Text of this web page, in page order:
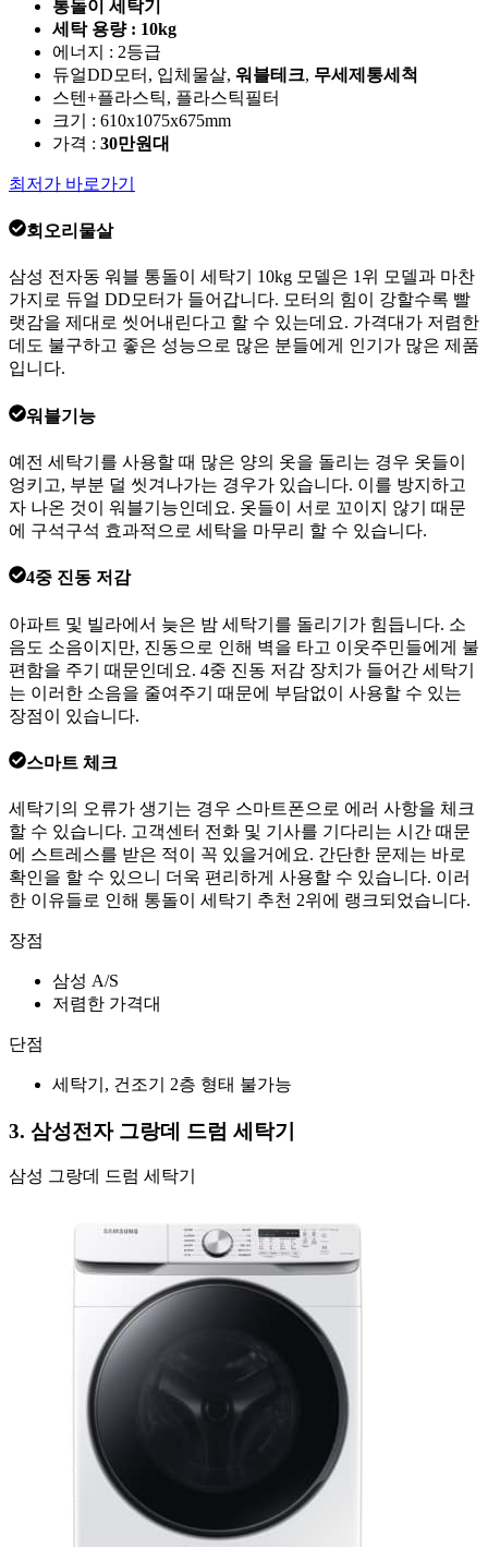
통돌이 세탁기
세탁 용량 : 10kg
에너지 : 2등급
듀얼DD모터, 입체물살, 워블테크, 무세제통세척
스텐+플라스틱, 플라스틱필터
크기 : 610x1075x675mm
가격 : 30만원대
최저가 바로가기
회오리물살
삼성 전자동 워블 통돌이 세탁기 10kg 모델은 1위 모델과 마찬
가지로 듀얼 DD모터가 들어갑니다. 모터의 힘이 강할수록 빨
랫감을 제대로 씻어내린다고 할 수 있는데요. 가격대가 저렴한
데도 불구하고 좋은 성능으로 많은 분들에게 인기가 많은 제품
입니다.
워블기능
예전 세탁기를 사용할 때 많은 양의 옷을 돌리는 경우 옷들이
엉키고, 부분 덜 씻겨나가는 경우가 있습니다. 이를 방지하고
자 나온 것이 워블기능인데요. 옷들이 서로 꼬이지 않기 때문
에 구석구석 효과적으로 세탁을 마무리 할 수 있습니다.
4중 진동 저감
아파트 및 빌라에서 늦은 밤 세탁기를 돌리기가 힘듭니다. 소
음도 소음이지만, 진동으로 인해 벽을 타고 이웃주민들에게 불
편함을 주기 때문인데요. 4중 진동 저감 장치가 들어간 세탁기
는 이러한 소음을 줄여주기 때문에 부담없이 사용할 수 있는
장점이 있습니다.
스마트 체크
세탁기의 오류가 생기는 경우 스마트폰으로 에러 사항을 체크
할 수 있습니다. 고객센터 전화 및 기사를 기다리는 시간 때문
에 스트레스를 받은 적이 꼭 있을거에요. 간단한 문제는 바로
확인을 할 수 있으니 더욱 편리하게 사용할 수 있습니다. 이러
한 이유들로 인해 통돌이 세탁기 추천 2위에 랭크되었습니다.
장점
삼성 A/S
저렴한 가격대
단점
세탁기, 건조기 2층 형태 불가능
3. 삼성전자 그랑데 드럼 세탁기
삼성 그랑데 드럼 세탁기